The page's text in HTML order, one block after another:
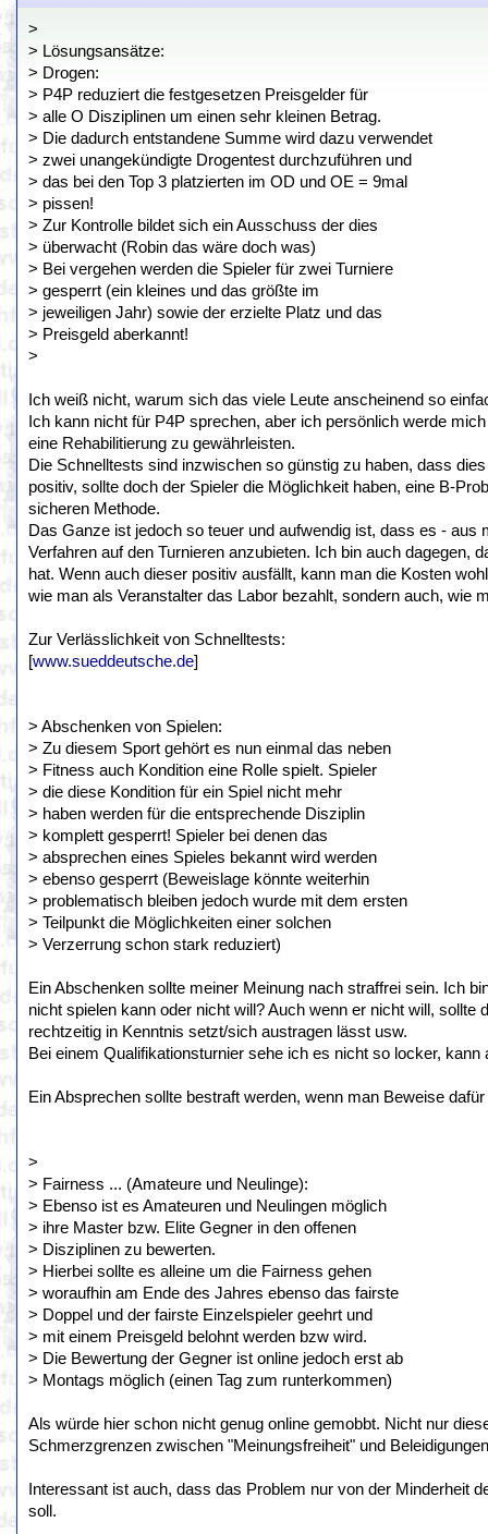
>
> Lösungsansätze:
> Drogen:
> P4P reduziert die festgesetzen Preisgelder für
> alle O Disziplinen um einen sehr kleinen Betrag.
> Die dadurch entstandene Summe wird dazu verwendet
> zwei unangekündigte Drogentest durchzuführen und
> das bei den Top 3 platzierten im OD und OE = 9mal
> pissen!
> Zur Kontrolle bildet sich ein Ausschuss der dies
> überwacht (Robin das wäre doch was)
> Bei vergehen werden die Spieler für zwei Turniere
> gesperrt (ein kleines und das größte im
> jeweiligen Jahr) sowie der erzielte Platz und das
> Preisgeld aberkannt!
>
Ich weiß nicht, warum sich das viele Leute anscheinend so
Ich kann nicht für P4P sprechen, aber ich persönlich werde
eine Rehabilitierung zu gewährleisten.
Die Schnelltests sind inzwischen so günstig zu haben, dass
positiv, sollte doch der Spieler die Möglichkeit haben, eine B-
sicheren Methode.
Das Ganze ist jedoch so teuer und aufwendig ist, dass es -
Verfahren auf den Turnieren anzubieten. Ich bin auch dagegen,
hat. Wenn auch dieser positiv ausfällt, kann man die Kosten
wie man als Veranstalter das Labor bezahlt, sondern auch, wie
Zur Verlässlichkeit von Schnelltests:
[www.sueddeutsche.de]
> Abschenken von Spielen:
> Zu diesem Sport gehört es nun einmal das neben
> Fitness auch Kondition eine Rolle spielt. Spieler
> die diese Kondition für ein Spiel nicht mehr
> haben werden für die entsprechende Disziplin
> komplett gesperrt! Spieler bei denen das
> absprechen eines Spieles bekannt wird werden
> ebenso gesperrt (Beweislage könnte weiterhin
> problematisch bleiben jedoch wurde mit dem ersten
> Teilpunkt die Möglichkeiten einer solchen
> Verzerrung schon stark reduziert)
Ein Abschenken sollte meiner Meinung nach straffrei sein. Ich
nicht spielen kann oder nicht will? Auch wenn er nicht will,
rechtzeitig in Kenntnis setzt/sich austragen lässt usw.
Bei einem Qualifikationsturnier sehe ich es nicht so locker,
Ein Absprechen sollte bestraft werden, wenn man Beweise
>
> Fairness ... (Amateure und Neulinge):
> Ebenso ist es Amateuren und Neulingen möglich
> ihre Master bzw. Elite Gegner in den offenen
> Disziplinen zu bewerten.
> Hierbei sollte es alleine um die Fairness gehen
> woraufhin am Ende des Jahres ebenso das fairste
> Doppel und der fairste Einzelspieler geehrt und
> mit einem Preisgeld belohnt werden bzw wird.
> Die Bewertung der Gegner ist online jedoch erst ab
> Montags möglich (einen Tag zum runterkommen)
Als würde hier schon nicht genug online gemobbt. Nicht nur
Schmerzgrenzen zwischen "Meinungsfreiheit" und
Interessant ist auch, dass das Problem nur von der Minderheit
soll.